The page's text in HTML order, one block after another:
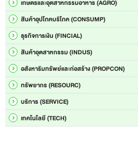
เกษตรและอุตสาหกรรมอาหาร (AGRO)
สินค้าอุปโภคบริโภค (CONSUMP)
ธุรกิจการเงิน (FINCIAL)
สินค้าอุตสาหกรรม (INDUS)
อสังหาริมทรัพย์และก่อสร้าง (PROPCON)
ทรัพยากร (RESOURC)
บริการ (SERVICE)
เทคโนโลยี (TECH)